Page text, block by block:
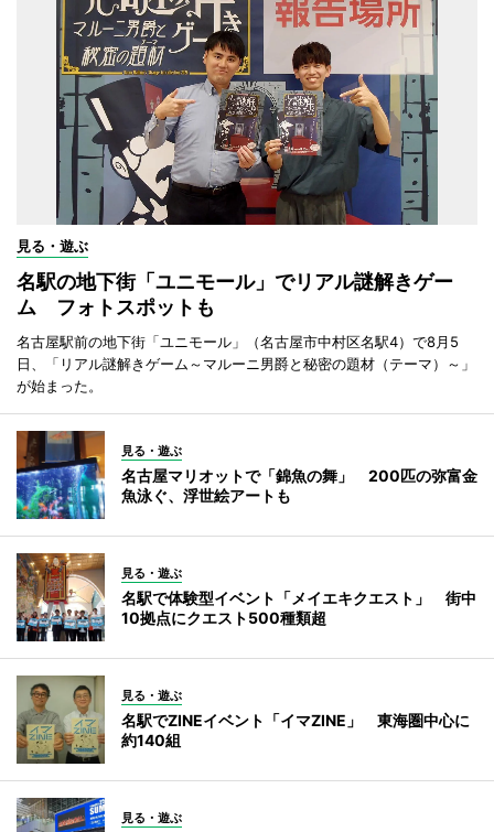
見る・遊ぶ
名駅の地下街「ユニモール」でリアル謎解きゲー
ム フォトスポットも
名古屋駅前の地下街「ユニモール」（名古屋市中村区名駅4）で8月5
日、「リアル謎解きゲーム～マルーニ男爵と秘密の題材（テーマ）～」
が始まった。
見る・遊ぶ
名古屋マリオットで「錦魚の舞」 200匹の弥富金
魚泳ぐ、浮世絵アートも
見る・遊ぶ
名駅で体験型イベント「メイエキクエスト」 街中
10拠点にクエスト500種類超
見る・遊ぶ
名駅でZINEイベント「イマZINE」 東海圏中心に
約140組
見る・遊ぶ